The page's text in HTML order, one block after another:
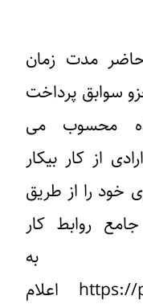
مدت زمان
سوابق پرداخت
محسوب می
از کار بیکار
خود را از طریق
روابط کار
به
نشانی https://prkar.mcls.gov.ir اعلام